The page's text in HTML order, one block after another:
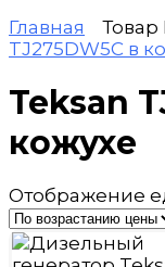
Главная
TJ275DW5C в
Teksan
кожухе
Отображение